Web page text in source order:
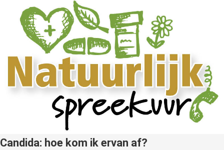
Candida: hoe kom ik ervan af?